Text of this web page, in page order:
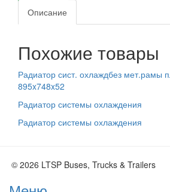
Описание
Похожие товары
Радиатор сист. охлаждбез мет.рамы
895x748x52
Радиатор системы охлаждения
Радиатор системы охлаждения
© 2026 LTSP Buses, Trucks & Trailers